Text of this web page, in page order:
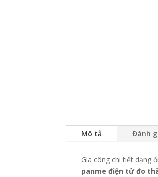
Mô tả Đánh
Gia công chi tiết dạng
panme điện tử đo